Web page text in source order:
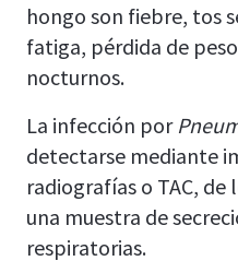
hongo son fiebre, tos
fatiga, pérdida de
nocturnos.
La infección por
detectarse mediante
radiografías o TAC,
una muestra de
respiratorias.